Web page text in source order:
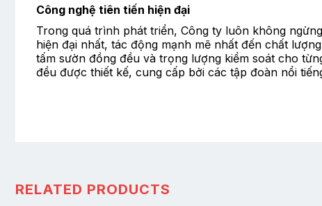
Công nghệ tiên tiến hiện đại
Trong quá trình phát triển, Công ty luôn không
hiện đại nhất, tác động mạnh mẽ nhất đến chất
tấm sườn đồng đều và trọng lượng kiểm soát cho
đều được thiết kế, cung cấp bởi các tập đoàn nổi
RELATED PRODUCTS